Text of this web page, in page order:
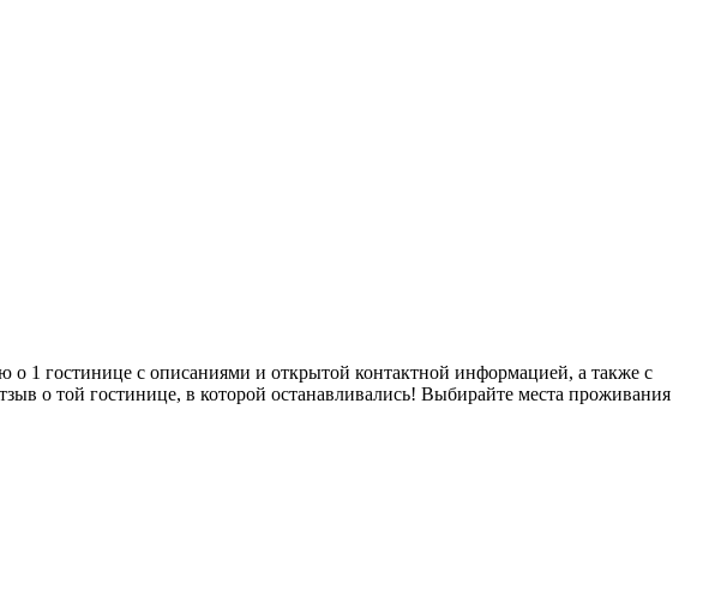
1 гостинице с описаниями и открытой контактной информацией, а также с
о той гостинице, в которой останавливались! Выбирайте места проживания